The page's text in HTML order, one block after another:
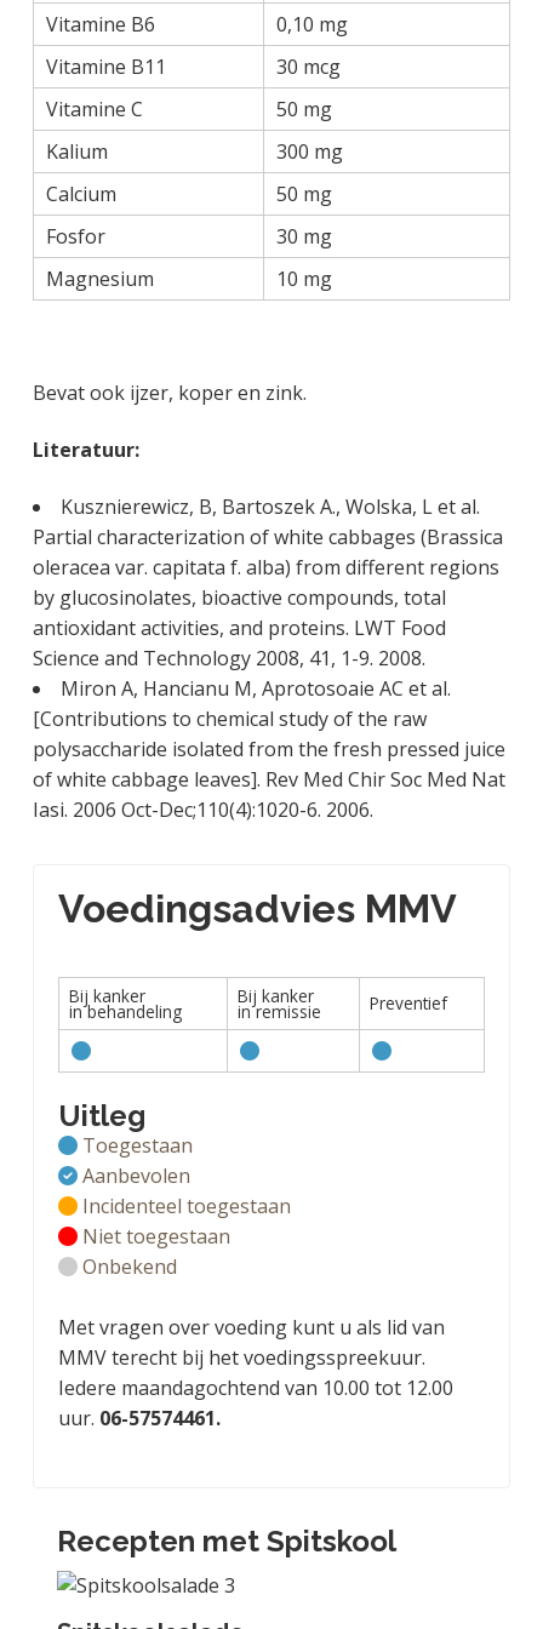
Vitamine B6
0,10 mg
Vitamine B11
30 mcg
Vitamine C
50 mg
Kalium
300 mg
Calcium
50 mg
Fosfor
30 mg
Magnesium
10 mg
Bevat ook ijzer, koper en zink.
Literatuur:
Kusznierewicz, B, Bartoszek A., Wolska, L et al.
Partial characterization of white cabbages (Brassica
oleracea var. capitata f. alba) from different regions
by glucosinolates, bioactive compounds, total
antioxidant activities, and proteins. LWT Food
Science and Technology 2008, 41, 1-9. 2008.
Miron A, Hancianu M, Aprotosoaie AC et al.
[Contributions to chemical study of the raw
polysaccharide isolated from the fresh pressed juice
of white cabbage leaves]. Rev Med Chir Soc Med Nat
Iasi. 2006 Oct-Dec;110(4):1020-6. 2006.
Voedingsadvies MMV
Bij kanker
in behandeling
Bij kanker
in remissie Preventief
Uitleg
Toegestaan
Aanbevolen
Incidenteel toegestaan
Niet toegestaan
Onbekend
Met vragen over voeding kunt u als lid van
MMV terecht bij het voedingsspreekuur.
Iedere maandagochtend van 10.00 tot 12.00
uur. 06-57574461.
Recepten met Spitskool